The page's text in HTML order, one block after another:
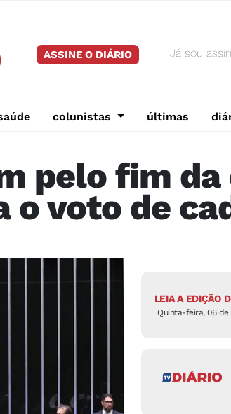
ASSINE O DIÁRIO Já sou
colunistas últimas
pelo fim da
o voto de
LEIA A EDIÇÃO
Quinta-feira, 06 de